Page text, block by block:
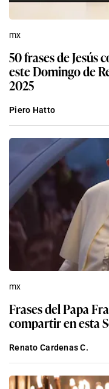
mx
50 frases de Jesús
este Domingo de
2025
Piero Hatto
mx
Frases del Papa
compartir en esta
Renato Cardenas C.